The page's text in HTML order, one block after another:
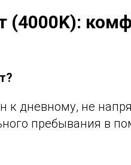
(4000K):
дневному, не
пребывания в